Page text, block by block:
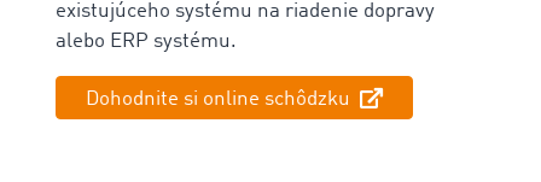
existujúceho systému na riadenie dopravy
alebo ERP systému.
Dohodnite si online schôdzku